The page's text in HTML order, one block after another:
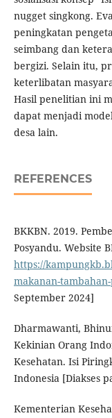
nugget singkong.
peningkatan
seimbang dan
bergizi. Selain itu,
keterlibatan
Hasil penelitian ini
dapat menjadi
desa lain.
REFERENCES
BKKBN. 2019.
Posyandu. Website
https://
makanan-
September 2024]
Dharmawanti,
Kekinian Orang
Kesehatan. Isi
Indonesia [Diakses
Kementerian